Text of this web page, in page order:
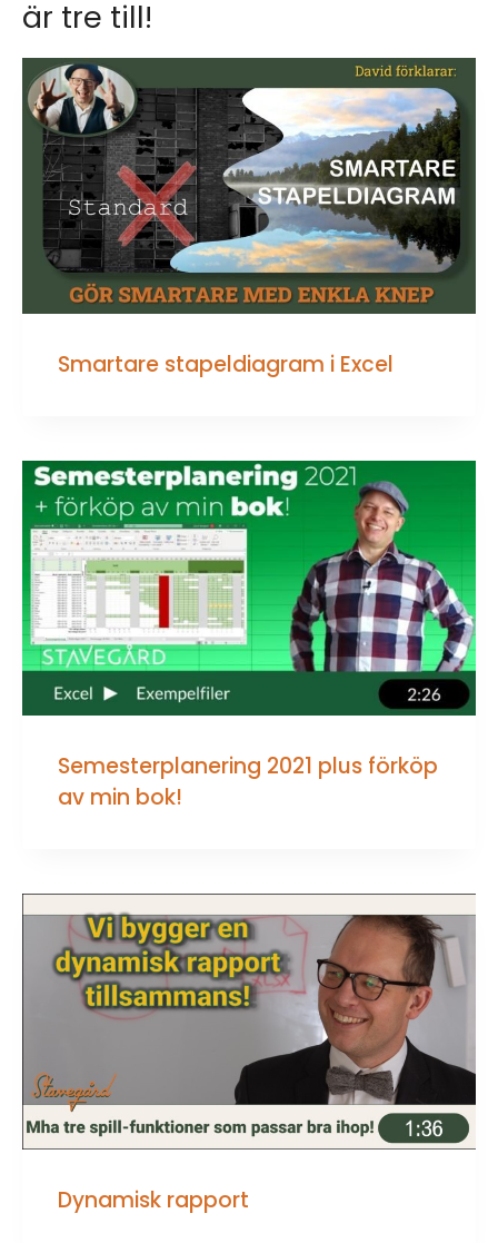
är tre till!
Smartare stapeldiagram i Excel
Semesterplanering 2021 plus förköp
av min bok!
Dynamisk rapport